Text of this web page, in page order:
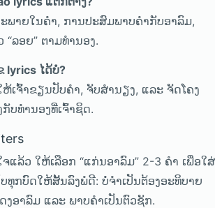
ພາຍໃນຄຳ, ການປະສົມພາບຄຳກັບອາລົມ,
ລອຍ” ຕາມທຳນອງ.
lyrics ໄດ້ບໍ?
ເຈົ້າຂຽນປັບຄຳ, ຈັບສຳນຽງ, ແລະ ຈັດໂຄງ
ບທຳນອງທີ່ເຈົ້າຊິດ.
ຈແລ້ວ ໃຫ້ເລືອກ “ແກ່ນອາລົມ” 2-3 ຄຳ ເພື່ອໃສ່
ທຸກບົດໃຫ້ສັ້ນລົງພໍດີ: ບໍ່ຈຳເປັນຕ້ອງອະທິບາຍ
ອາລົມ ແລະ ພາບຄຳເປັນຕົວຊັກ.